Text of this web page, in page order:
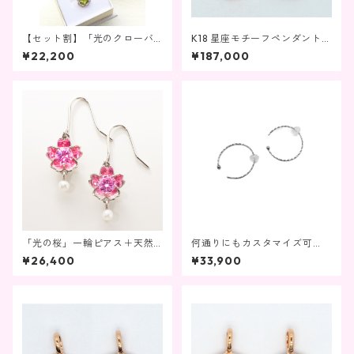
【セット割】「光のクローバ
ー」ペンダントネックレス、
イヤーカフセット
¥22,200
K18 星座モチーフペンダントト
ップ 蠍座
¥187,000
「光の桜」一輪ピアス＋天然
淡水パール
¥26,400
何通りにもカスタマイズ可
能！K18 ホワイトゴールドフー
プビアス
¥33,900